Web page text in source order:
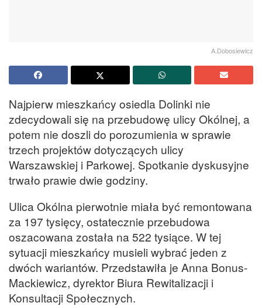
A.Dobosiewicz
Najpierw mieszkańcy osiedla Dolinki nie
zdecydowali się na przebudowę ulicy Okólnej, a
potem nie doszli do porozumienia w sprawie
trzech projektów dotyczących ulicy
Warszawskiej i Parkowej. Spotkanie dyskusyjne
trwało prawie dwie godziny.
Ulica Okólna pierwotnie miała być remontowana
za 197 tysięcy, ostatecznie przebudowa
oszacowana została na 522 tysiące. W tej
sytuacji mieszkańcy musieli wybrać jeden z
dwóch wariantów. Przedstawiła je Anna Bonus-
Mackiewicz, dyrektor Biura Rewitalizacji i
Konsultacji Społecznych.